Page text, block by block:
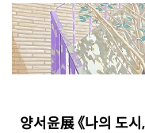
양서윤展 《나의 도시,